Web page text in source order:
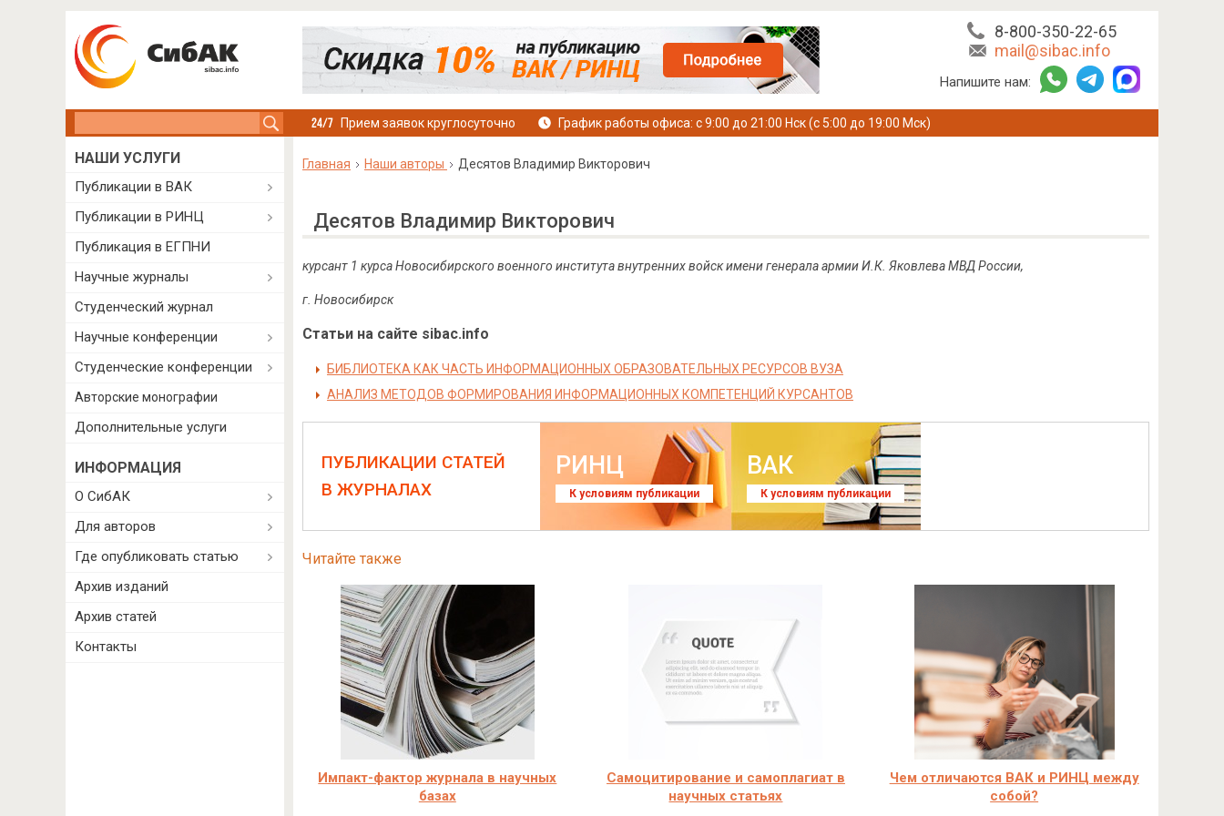
8-800-350-22-65
mail@sibac.info
Напишите нам:
Прием заявок круглосуточно График работы офиса: с 9:00 до 21:00 Нск (с 5:00 до 19:00 Мск)
Главная Наши авторы Десятов Владимир Викторович
Десятов Владимир Викторович
курсант 1 курса Новосибирского военного института внутренних войск имени генерала армии И.К. Яковлева МВД России,
г. Новосибирск
Статьи на сайте sibac.info
БИБЛИОТЕКА КАК ЧАСТЬ ИНФОРМАЦИОННЫХ ОБРАЗОВАТЕЛЬНЫХ РЕСУРСОВ ВУЗА
АНАЛИЗ МЕТОДОВ ФОРМИРОВАНИЯ ИНФОРМАЦИОННЫХ КОМПЕТЕНЦИЙ КУРСАНТОВ
ПУБЛИКАЦИИ СТАТЕЙ
В ЖУРНАЛАХ
РИНЦ
К условиям публикации
ВАК
К условиям публикации
Читайте также
Импакт-фактор журнала в научных
базах
Самоцитирование и самоплагиат в
научных статьях
Чем отличаются ВАК и РИНЦ между
собой?
НАШИ УСЛУГИ
Публикации в ВАК
Публикации в РИНЦ
Публикация в ЕГПНИ
Научные журналы
Студенческий журнал
Научные конференции
Студенческие конференции
Авторские монографии
Дополнительные услуги
ИНФОРМАЦИЯ
О СибАК
Для авторов
Где опубликовать статью
Архив изданий
Архив статей
Контакты